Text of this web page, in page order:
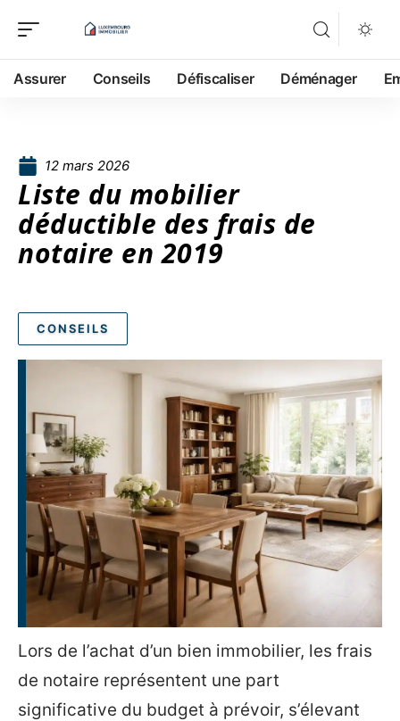
Assurer Conseils Défiscaliser Déménager
12 mars 2026
Liste du mobilier
déductible des frais de
notaire en 2019
CONSEILS
Lors de l’achat d’un bien immobilier, les frais
de notaire représentent une part
significative du budget à prévoir, s’élevant